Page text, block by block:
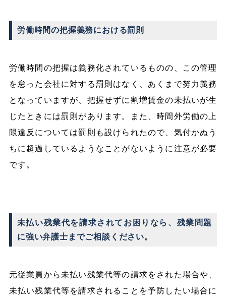
労働時間の把握義務における罰則
労働時間の把握は義務化されているものの、この管理
を怠った会社に対する罰則はなく、あくまで努力義務
となっていますが、把握せずに割増賃金の未払いが生
じたときには罰則があります。また、時間外労働の上
限違反については罰則も設けられたので、気付かぬう
ちに超過しているようなことがないように注意が必要
です。
未払い残業代を請求されてお困りなら、残業問題
に強い弁護士までご相談ください。
元従業員から未払い残業代等の請求をされた場合や、
未払い残業代等を請求されることを予防したい場合に